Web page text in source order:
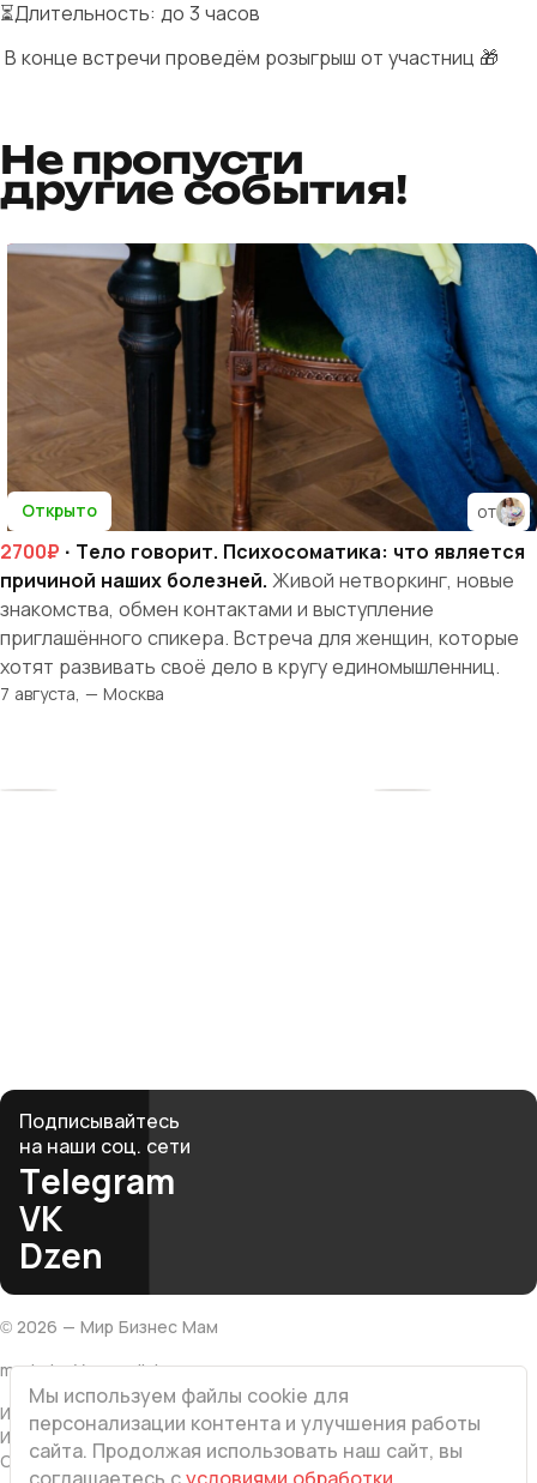
⏳Длительность: до 3 часов
В конце встречи проведём розыгрыш от участниц 🎁
Не пропусти
другие события!
Открыто от
2700₽ · Тело говорит. Психосоматика: что является
причиной наших болезней. Живой нетворкинг, новые
знакомства, обмен контактами и выступление
приглашённого спикера. Встреча для женщин, которые
хотят развивать своё дело в кругу единомышленниц.
7 августа, — Москва
Подписывайтесь
на наши соц. сети
Telegram
VK
Dzen
© 2026 — Мир Бизнес Мам
made by Vesna.click
ИП Хатамова Л.В
ИНН 616501203767
ОГРНИП 308616522400063
Мы используем файлы cookie для
персонализации контента и улучшения работы
сайта. Продолжая использовать наш сайт, вы
соглашаетесь с условиями обработки